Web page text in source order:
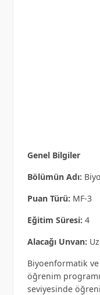
Genel Bilgiler
Bölümün Adı:
Puan Türü: MF-3
Eğitim Süresi: 4
Alacağı Unvan:
Biyoenformatik
öğrenim
seviyesinde